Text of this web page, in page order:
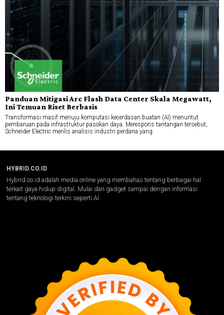
Panduan Mitigasi Arc Flash Data Center Skala Megawatt,
Ini Temuan Riset Berbasis
Transformasi masif menuju komputasi kecerdasan buatan (AI) menuntut
pembaruan pada infrastruktur pasokan daya. Merespons tantangan tersebut,
Schneider Electric merilis analisis industri perdana yang
HYBRID.CO.ID
Hybrid.co.id adalah media online yang membahas tentang berbagai hal
terkait gaya hidup digital. Mulai dari gadget sampai dengan informasi
tentang teknologi terkini seperti AI.